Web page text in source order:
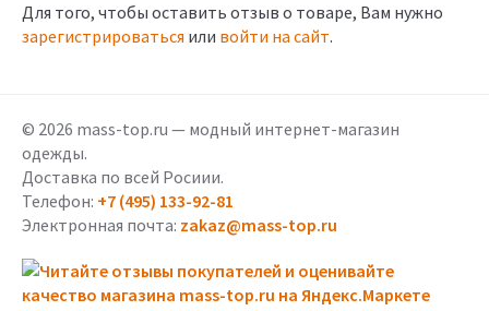
Для того, чтобы оставить отзыв о товаре, Вам нужно
зарегистрироваться или войти на сайт.
© 2026 mass-top.ru — модный интернет-магазин
одежды.
Доставка по всей Росиии.
Телефон: +7 (495) 133-92-81
Электронная почта: zakaz@mass-top.ru